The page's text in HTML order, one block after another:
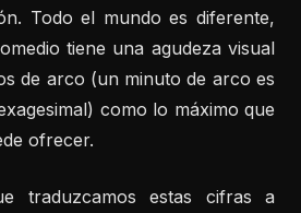
Todo el mundo es diferente,
tiene una agudeza visual
de arco (un minuto de arco es
como lo máximo que
ofrecer.
traduzcamos estas cifras a